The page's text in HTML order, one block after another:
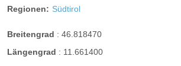
Regionen: Südtirol
Breitengrad : 46.818470
Längengrad : 11.661400